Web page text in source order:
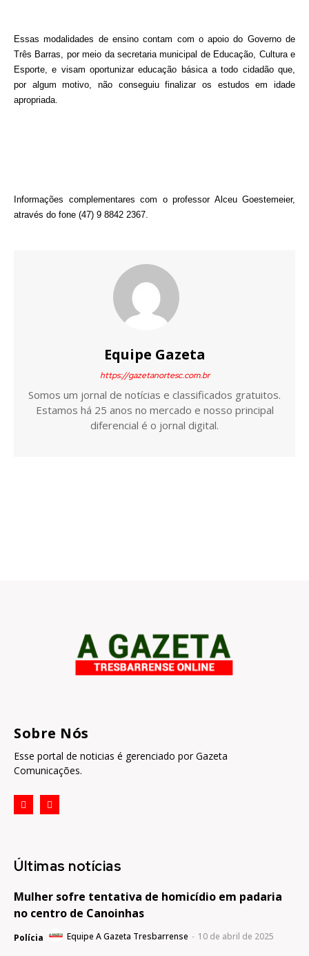
Essas modalidades de ensino contam com o apoio do Governo de
Três Barras, por meio da secretaria municipal de Educação, Cultura e
Esporte, e visam oportunizar educação básica a todo cidadão que,
por algum motivo, não conseguiu finalizar os estudos em idade
apropriada.
Informações complementares com o professor Alceu Goestemeier,
através do fone (47) 9 8842 2367.
Equipe Gazeta
https://gazetanortesc.com.br
Somos um jornal de notícias e classificados gratuitos.
Estamos há 25 anos no mercado e nosso principal
diferencial é o jornal digital.
Sobre Nós
Esse portal de noticias é gerenciado por Gazeta
Comunicações.
Últimas notícias
Mulher sofre tentativa de homicídio em padaria
no centro de Canoinhas
Polícia Equipe A Gazeta Tresbarrense - 10 de abril de 2025